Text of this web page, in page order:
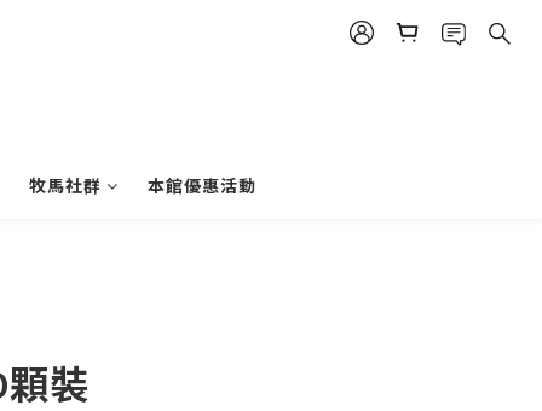
牧馬社群 本館優惠活動
裝